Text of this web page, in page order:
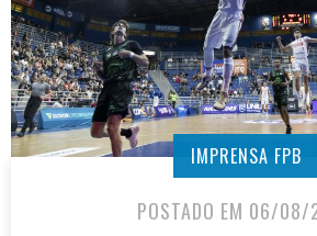
IMPRENSA FPB
POSTADO EM 06/